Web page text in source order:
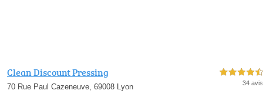
Clean Discount Pressing
70 Rue Paul Cazeneuve, 69008 Lyon
4,5 étoiles sur 5
34 avis